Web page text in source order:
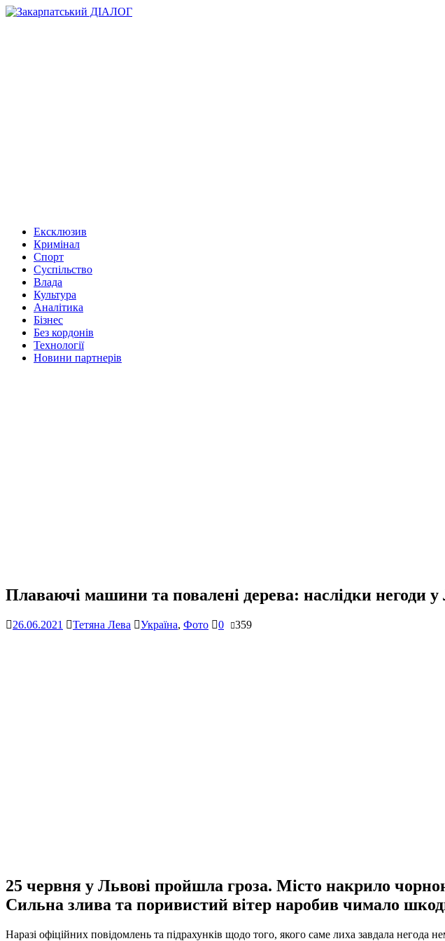
Ексклюзив
Кримінал
Спорт
Суспільство
Влада
Культура
Аналітика
Бізнес
Без кордонів
Технології
Новини партнерів
Плаваючі машини та повалені дерева: наслідки негоди
26.06.2021 Тетяна Лева Україна, Фото 0 359
25 червня у Львові пройшла гроза. Місто накрило
Сильна злива та поривистий вітер наробив чимало
Наразі офіційних повідомлень та підрахунків щодо того, якого саме лиха завдала